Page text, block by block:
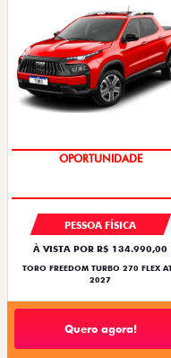
OPORTUNIDADE
PESSOA FÍSICA
À VISTA POR R$ 134.990,00
TORO FREEDOM TURBO 270 FLEX
2027
Quero agora!